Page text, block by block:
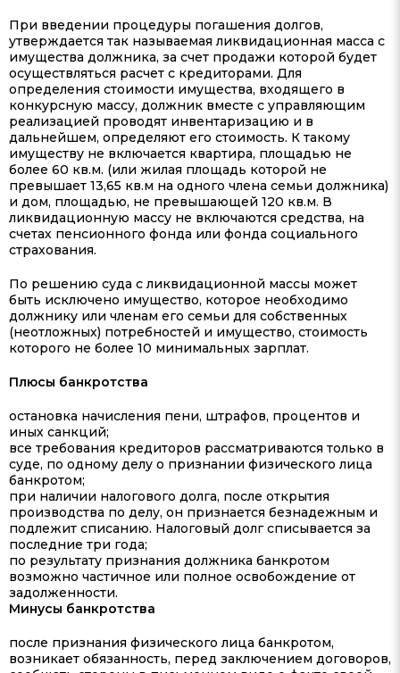
При введении процедуры погашения долгов,
утверждается так называемая ликвидационная масса с
имущества должника, за счет продажи которой будет
осуществляться расчет с кредиторами. Для
определения стоимости имущества, входящего в
конкурсную массу, должник вместе с управляющим
реализацией проводят инвентаризацию и в
дальнейшем, определяют его стоимость. К такому
имуществу не включается квартира, площадью не
более 60 кв.м. (или жилая площадь которой не
превышает 13,65 кв.м на одного члена семьи должника)
и дом, площадью, не превышающей 120 кв.м. В
ликвидационную массу не включаются средства, на
счетах пенсионного фонда или фонда социального
страхования.
По решению суда с ликвидационной массы может
быть исключено имущество, которое необходимо
должнику или членам его семьи для собственных
(неотложных) потребностей и имущество, стоимость
которого не более 10 минимальных зарплат.
Плюсы банкротства
остановка начисления пени, штрафов, процентов и
иных санкций;
все требования кредиторов рассматриваются только в
суде, по одному делу о признании физического лица
банкротом;
при наличии налогового долга, после открытия
производства по делу, он признается безнадежным и
подлежит списанию. Налоговый долг списывается за
последние три года;
по результату признания должника банкротом
возможно частичное или полное освобождение от
задолженности.
Минусы банкротства
после признания физического лица банкротом,
возникает обязанность, перед заключением договоров,